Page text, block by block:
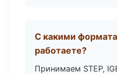
С какими
работаете?
Принимаем STEP,